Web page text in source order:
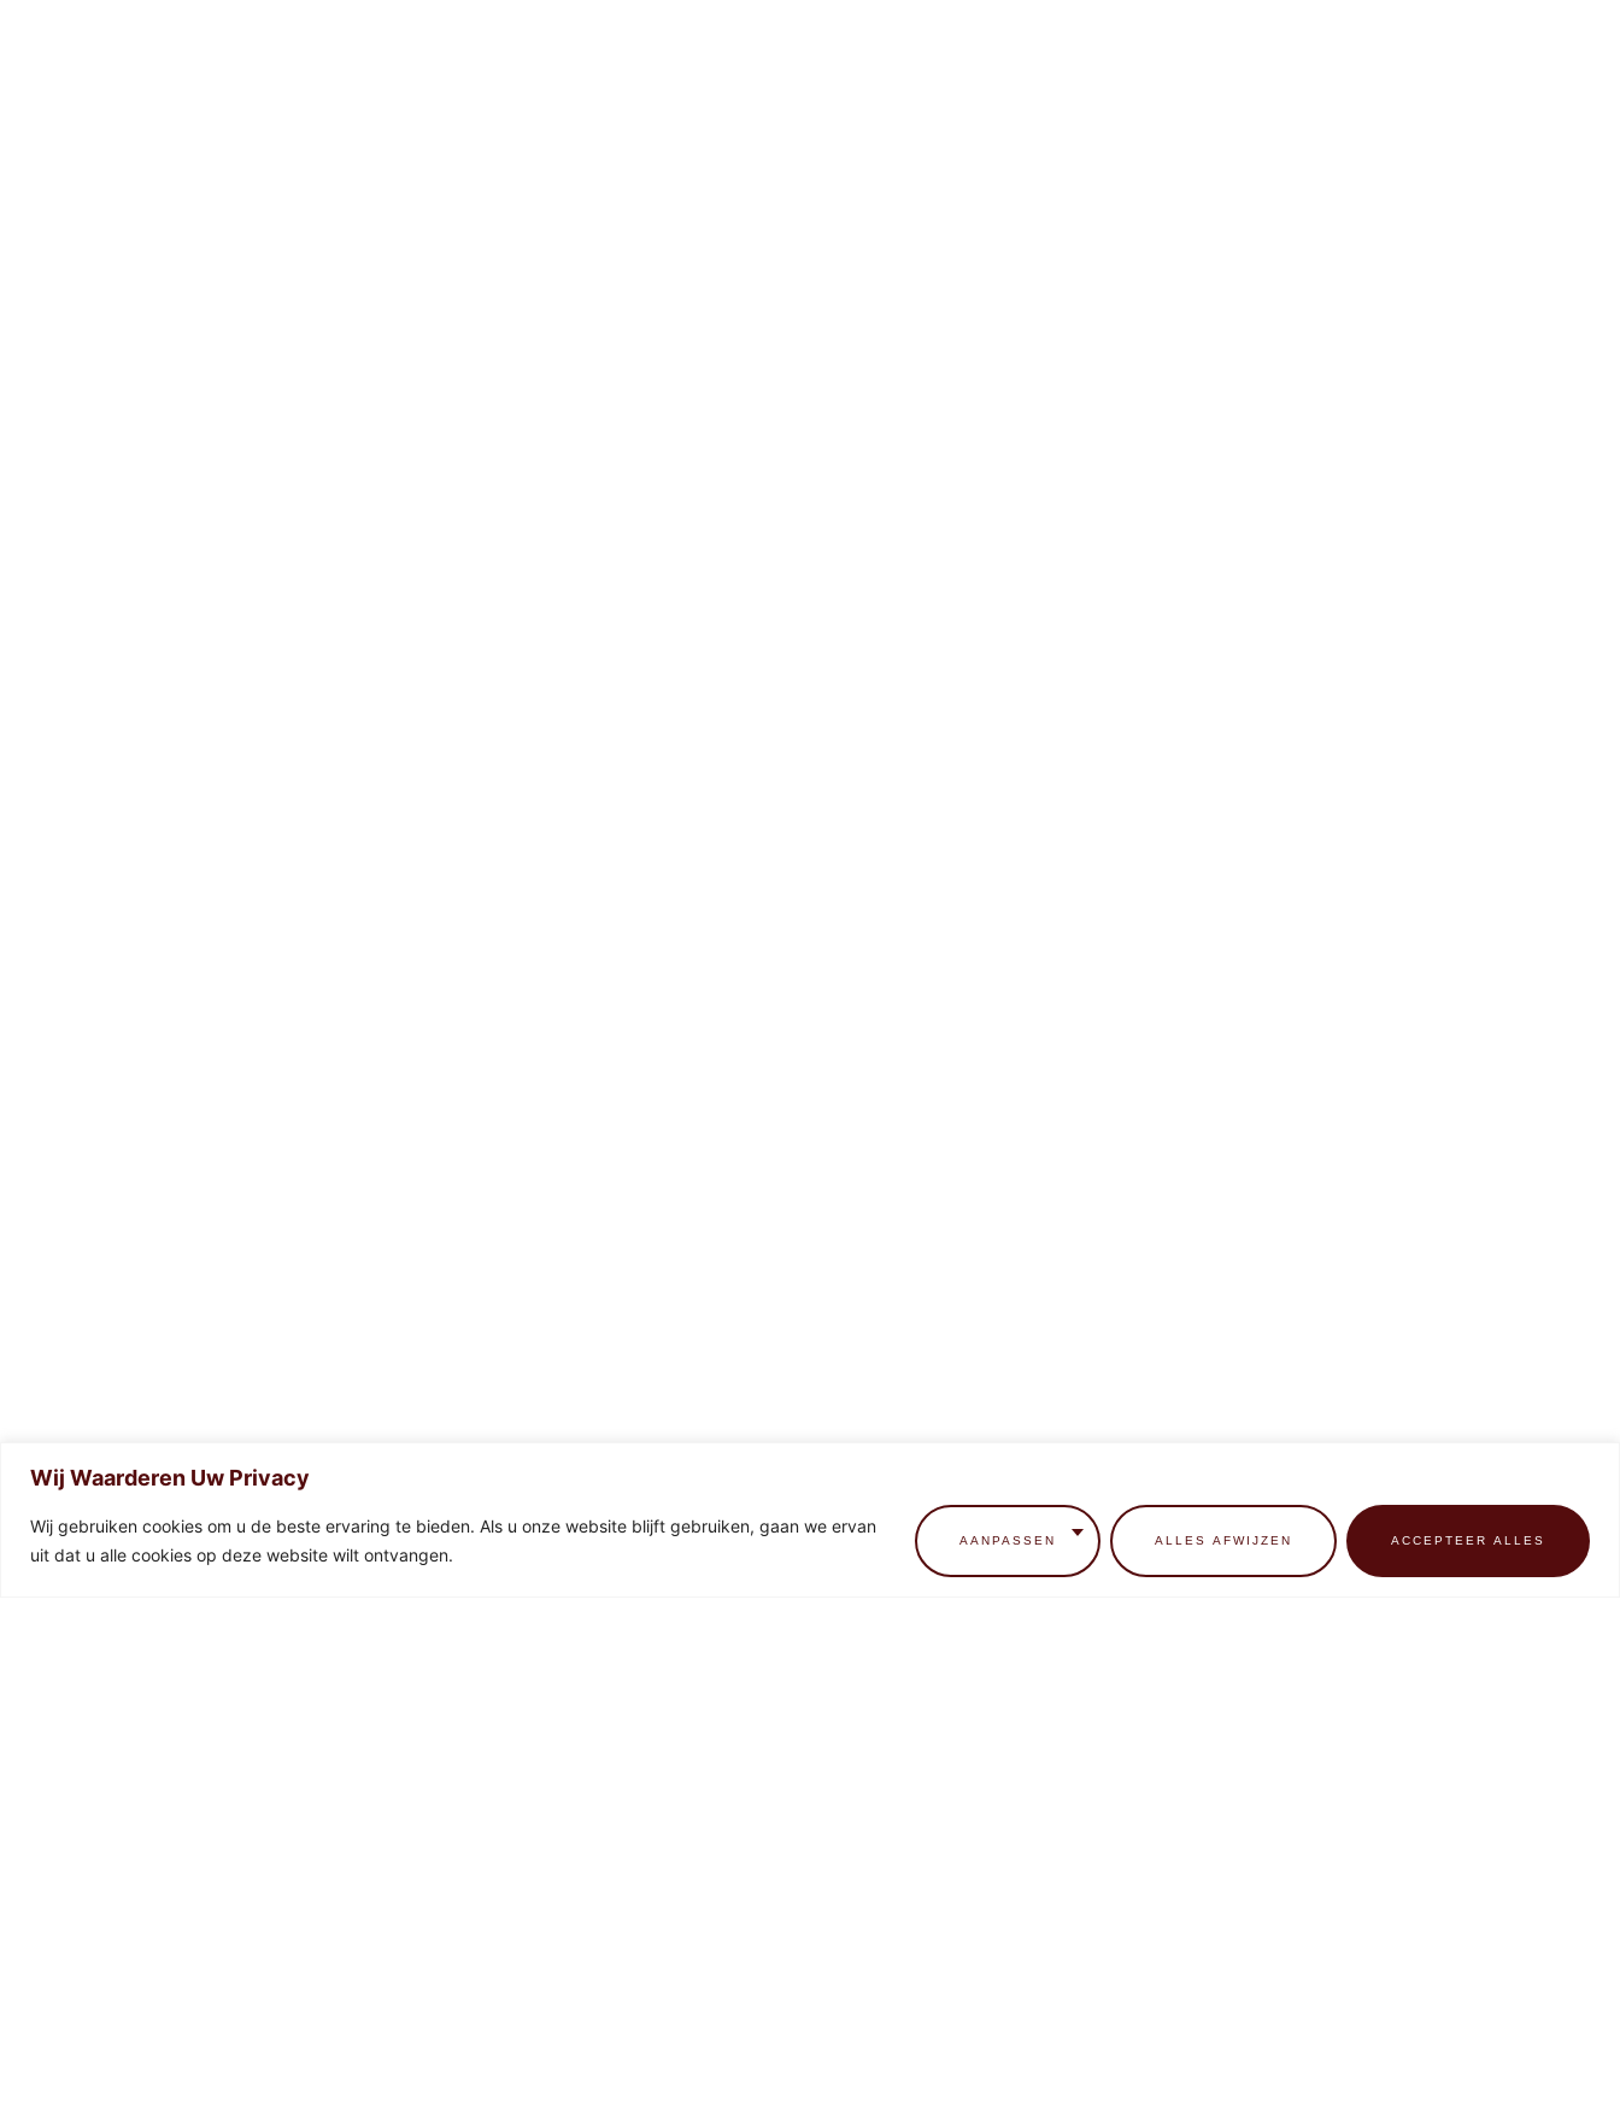
Wij Waarderen Uw Privacy
Wij gebruiken cookies om u de beste ervaring te bieden. Als u onze website blijft gebruiken, gaan we ervan
uit dat u alle cookies op deze website wilt ontvangen.
AANPASSEN ALLES AFWIJZEN ACCEPTEER ALLES